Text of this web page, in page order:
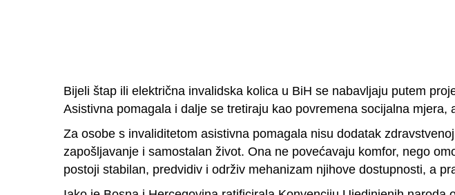
Bijeli štap ili električna invalidska kolica u BiH se nabavljaju putem
Asistivna pomagala i dalje se tretiraju kao povremena socijalna mjera,
Za osobe s invaliditetom asistivna pomagala nisu dodatak
zapošljavanje i samostalan život. Ona ne povećavaju komfor, nego
postoji stabilan, predvidiv i održiv mehanizam njihove dostupnosti, a